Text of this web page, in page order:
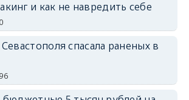
и как не навредить себе
спасала раненых в